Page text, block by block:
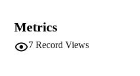
PUBLISHER
Metrics
7 Record Views